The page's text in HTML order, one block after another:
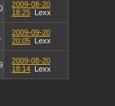
2009-08-20
18:25
Lexx
2009-09-20
20:05
Lexx
2009-08-20
18:14
Lexx